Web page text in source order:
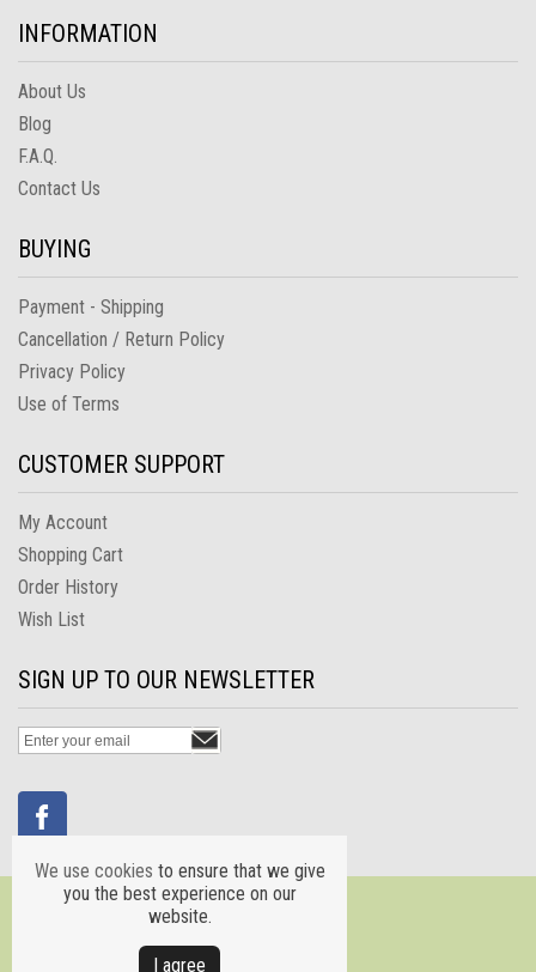
INFORMATION
About Us
Blog
F.A.Q.
Contact Us
BUYING
Payment - Shipping
Cancellation / Return Policy
Privacy Policy
Use of Terms
CUSTOMER SUPPORT
My Account
Shopping Cart
Order History
Wish List
SIGN UP TO OUR NEWSLETTER
We use cookies to ensure that we give
you the best experience on our
website.
Ι agree